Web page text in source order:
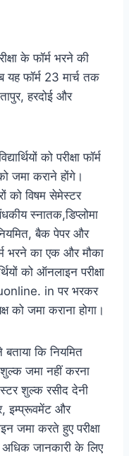
के फॉर्म भरने की
यह फॉर्म 23 मार्च तक
हरदोई और
को परीक्षा फॉर्म
जमा कराने होंगे।
को विषम सेमेस्टर
स्नातक,डिप्लोमा
बैक पेपर और
भरने का एक और मौका
को ऑनलाइन परीक्षा
in पर भरकर
को जमा कराना होगा।
बताया कि नियमित
शुल्क जमा नहीं करना
शुल्क रसीद देनी
इम्प्रूवमेंट और
जमा करते हुए परीक्षा
अधिक जानकारी के लिए